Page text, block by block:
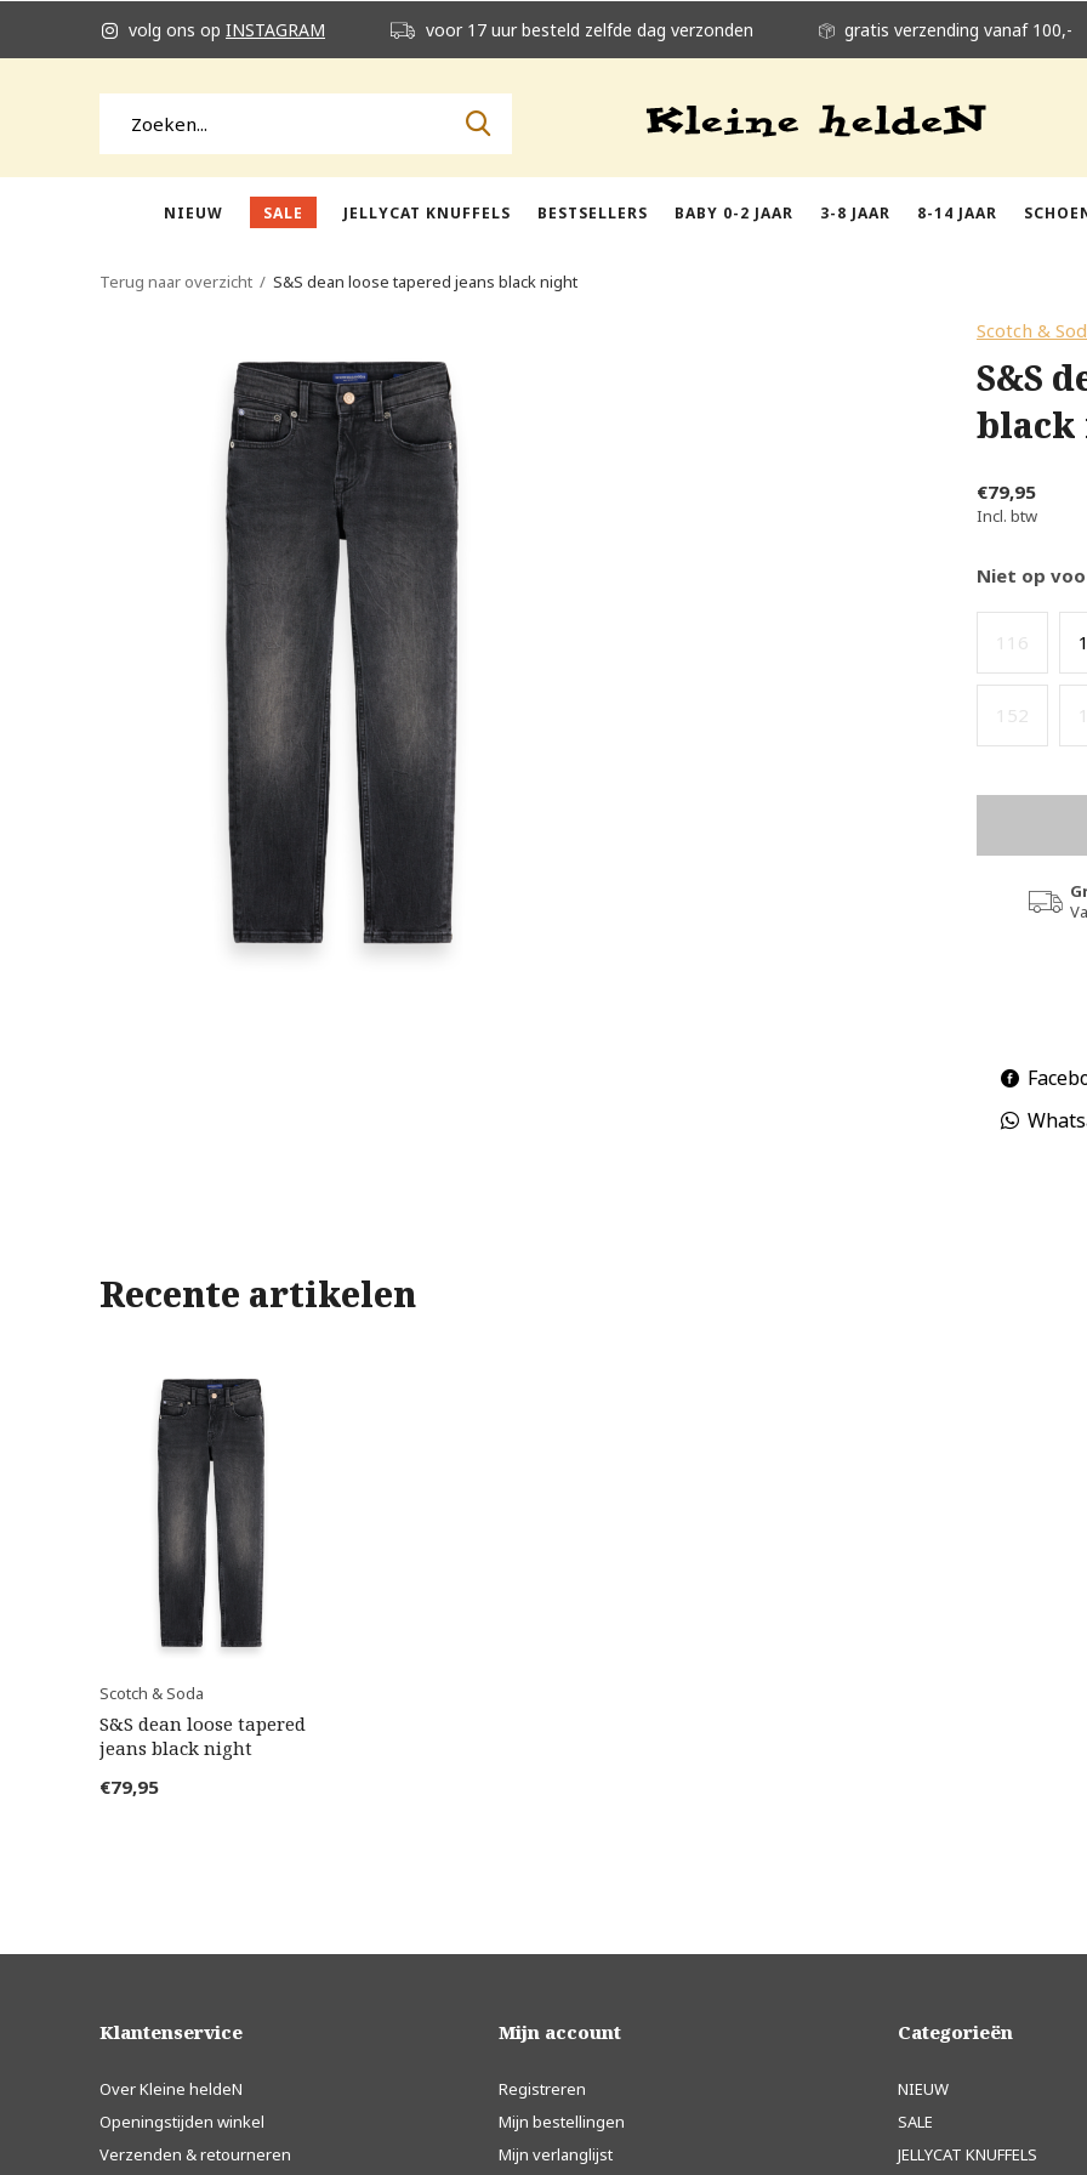
NIEUW SALE JELLYCAT KNUFFELS BESTSELLERS BABY 0-2 JAAR 3-8 JAAR 8-14 JAAR
volg ons op INSTAGRAM voor 17 uur besteld zelfde dag verzonden gratis verzending vanaf 100,-
Terug naar overzicht S&S dean loose tapered jeans black night
Scotch &
S&S
black
€79,95
Incl. btw
Niet op
116
152
Recente artikelen
Scotch & Soda
S&S dean loose tapered
jeans black night
€79,95
Klantenservice
Over Kleine heldeN
Openingstijden winkel
Verzenden & retourneren
Mijn account
Registreren
Mijn bestellingen
Mijn verlanglijst
Categorieën
NIEUW
SALE
JELLYCAT KNUFFELS